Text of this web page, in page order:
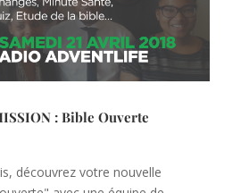
: Bible Ouverte
découvrez votre nouvelle